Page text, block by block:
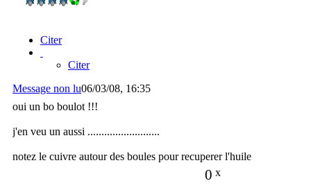
Citer
Citer
Message non lu06/03/08, 16:35
oui un bo boulot !!!
j'en veu un aussi ..........................
notez le cuivre autour des boules pour recuperer l'huile
0 x